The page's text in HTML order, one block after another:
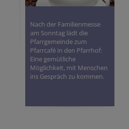
Nach der Familienmesse
am Sonntag lädt die
Pfarrgemeinde zum
Pfarrcafé in den Pfarrhof:
Eine gemütliche
Möglichkeit, mit Menschen
ins Gespräch zu kommen.